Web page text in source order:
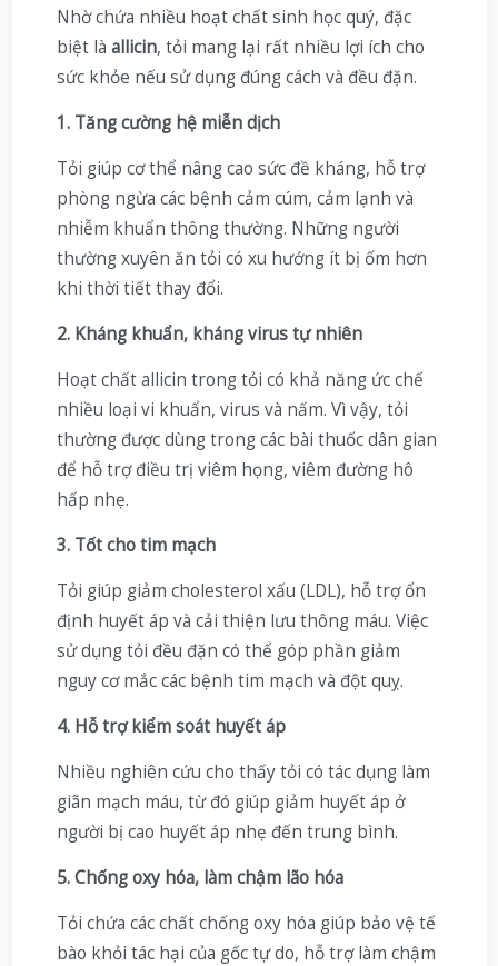
Nhờ chứa nhiều hoạt chất sinh học quý, đặc
biệt là allicin, tỏi mang lại rất nhiều lợi ích cho
sức khỏe nếu sử dụng đúng cách và đều đặn.
1. Tăng cường hệ miễn dịch
Tỏi giúp cơ thể nâng cao sức đề kháng, hỗ trợ
phòng ngừa các bệnh cảm cúm, cảm lạnh và
nhiễm khuẩn thông thường. Những người
thường xuyên ăn tỏi có xu hướng ít bị ốm hơn
khi thời tiết thay đổi.
2. Kháng khuẩn, kháng virus tự nhiên
Hoạt chất allicin trong tỏi có khả năng ức chế
nhiều loại vi khuẩn, virus và nấm. Vì vậy, tỏi
thường được dùng trong các bài thuốc dân gian
để hỗ trợ điều trị viêm họng, viêm đường hô
hấp nhẹ.
3. Tốt cho tim mạch
Tỏi giúp giảm cholesterol xấu (LDL), hỗ trợ ổn
định huyết áp và cải thiện lưu thông máu. Việc
sử dụng tỏi đều đặn có thể góp phần giảm
nguy cơ mắc các bệnh tim mạch và đột quỵ.
4. Hỗ trợ kiểm soát huyết áp
Nhiều nghiên cứu cho thấy tỏi có tác dụng làm
giãn mạch máu, từ đó giúp giảm huyết áp ở
người bị cao huyết áp nhẹ đến trung bình.
5. Chống oxy hóa, làm chậm lão hóa
Tỏi chứa các chất chống oxy hóa giúp bảo vệ tế
bào khỏi tác hại của gốc tự do, hỗ trợ làm chậm